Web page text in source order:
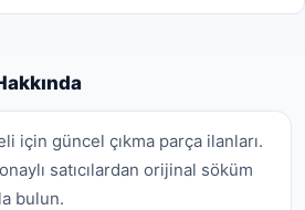
için güncel çıkma parça ilanları.
satıcılardan orijinal söküm
bulun.